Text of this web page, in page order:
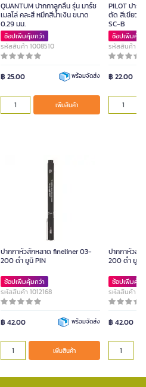
QUANTUM ปากกาลูกลื่น รุ่น มาร์ช
เมลโล่ คละสี หมึกสีน้ำเงิน ขนาด
0.29 มม.
ช้อปเพิ่มคุ้มกว่า
รหัสสินค้า 1008510
฿ 25.00 พร้อมจัดส่ง
เพิ่มสินค้า
PILOT ปาก
ตัด สีเขียว ข
SC-B
ช้อปเพิ่มคุ้ม
รหัสสินค้า
฿ 22.00
ปากกาหัวสักหลาด fineliner 03-
200 ดำ ยูนิ PIN
ช้อปเพิ่มคุ้มกว่า
รหัสสินค้า 1012168
฿ 42.00 พร้อมจัดส่ง
เพิ่มสินค้า
ปากกาหัวสั
200 ดำ ยูนิ
ช้อปเพิ่มคุ้ม
รหัสสินค้า
฿ 42.00